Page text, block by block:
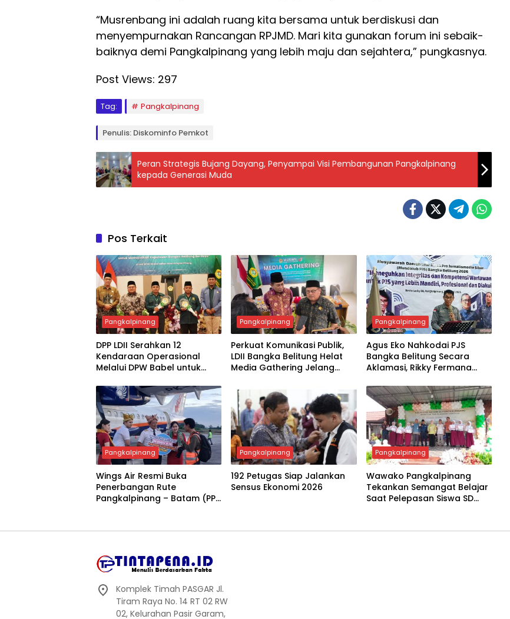
“Musrenbang ini adalah ruang kita bersama untuk berdiskusi dan
menyempurnakan Rancangan RPJMD. Mari kita gunakan forum ini sebaik-
baiknya demi Pangkalpinang yang lebih maju dan sejahtera,” pungkasnya.
Post Views: 297
Tag: Pangkalpinang
Penulis: Diskominfo Pemkot
Peran Strategis Bujang Dayang, Penyampai Visi Pembangunan Pangkalpinang
kepada Generasi Muda
Pos Terkait
Pangkalpinang
DPP LDII Serahkan 12
Kendaraan Operasional
Melalui DPW Babel untuk
Organisasi
Pangkalpinang
Perkuat Komunikasi Publik,
LDII Bangka Belitung Helat
Media Gathering Jelang
Pangkalpinang
Agus Eko Nahkodai PJS
Bangka Belitung Secara
Aklamasi, Rikky Fermana
Pangkalpinang
Wings Air Resmi Buka
Penerbangan Rute
Pangkalpinang – Batam (PP)
Pangkalpinang
Pangkalpinang
192 Petugas Siap Jalankan
Sensus Ekonomi 2026
Pangkalpinang
Wawako Pangkalpinang
Tekankan Semangat Belajar
Saat Pelepasan Siswa SD
Komplek Timah PASGAR Jl.
Tiram Raya No. 14 RT 02 RW
02, Kelurahan Pasir Garam,